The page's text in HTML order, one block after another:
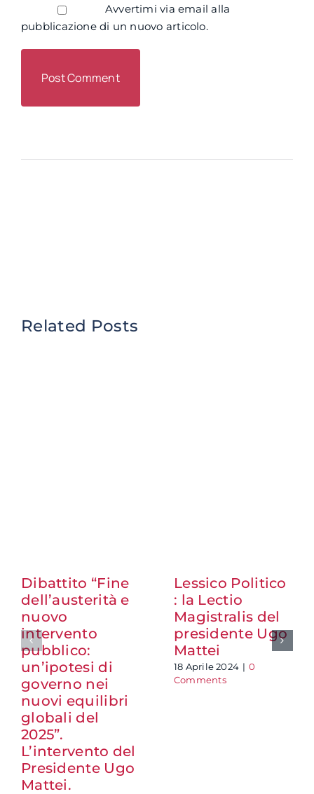
Avvertimi via email alla
pubblicazione di un nuovo articolo.
Related Posts
Dibattito “Fine
dell’austerità e
nuovo
intervento
pubblico:
un’ipotesi di
governo nei
nuovi equilibri
globali del
2025”.
L’intervento del
Presidente Ugo
Mattei.
Lessico Politico
: la Lectio
Magistralis del
presidente Ugo
Mattei
18 Aprile 2024 | 0
Comments